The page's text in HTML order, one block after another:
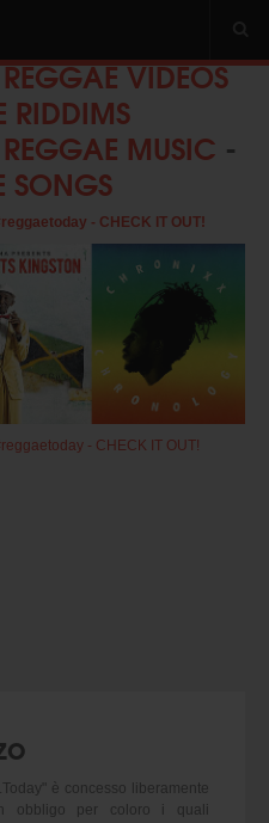
REGGAE VIDEOS
RIDDIMS
REGGAE MUSIC -
SONGS
- CHECK IT OUT!
- CHECK IT OUT!
è concesso liberamente
obbligo per coloro i quali